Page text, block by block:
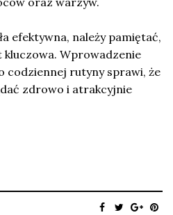
efektywna, należy pamiętać,
Wprowadzenie
codziennej rutyny sprawi, że
zdrowo i atrakcyjnie